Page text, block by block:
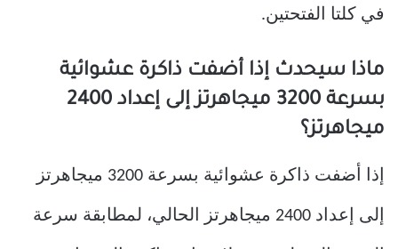
في كلتا الفتحتين.
ماذا سيحدث إذا أضفت ذاكرة عشوائية
بسرعة 3200 ميجاهرتز إلى إعداد 2400
ميجاهرتز؟
إذا أضفت ذاكرة عشوائية بسرعة 3200 ميجاهرتز
إلى إعداد 2400 ميجاهرتز الحالي، لمطابقة سرعة